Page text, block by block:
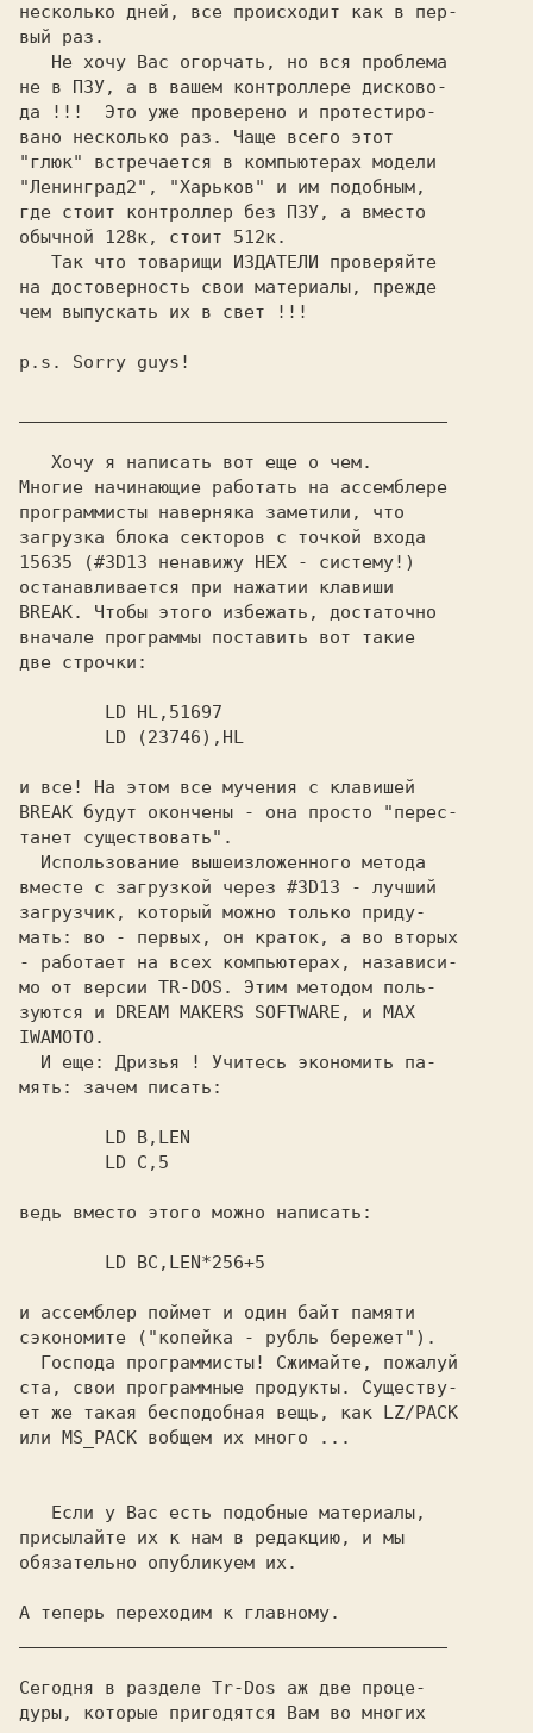
несколько дней, все происходит как в пер-
вый раз.
   Не хочу Вас огорчать, но
вся проблема
не в ПЗУ,
а в вашем контроллере дисково-
да !!!  Это уже проверено и протестиро-
вано несколько раз. Чаще всего этот
"Ленинград2", "Харьков"
и им подобным,
где стоит контроллер без ПЗУ, а вместо
обычной 128к, стоит 512к.
   Так что товарищи
ИЗДАТЕЛИ проверяйте
на достоверность свои материалы, прежде
чем выпускать их в свет !!!
p.s. Sorry guys!
Многие начинающие работать на ассемблере
программисты наверняка заметили, что
загрузка блока секторов с точкой входа
15635 (#3D13 ненавижу HEX - систему!)
BREAK.
Чтобы этого избежать, достаточно
вначале программы поставить вот такие
две строчки:
        LD (23746),HL
и все! На этом все мучения с клавишей
BREAK будут окончены - она просто
"перес-
танет существовать".
вместе с загрузкой через #3D13 - лучший
загрузчик,
который можно только приду-
мать: во - первых, он краток, а во вторых
- работает на всех компьютерах, назависи-
мо от версии TR-DOS. Этим методом поль-
зуются и DREAM MAKERS SOFTWARE, и MAX
IWAMOTO.
мять: зачем писать:
      LD B,LEN
        LD C,5
ведь вместо этого можно написать:
      LD BC,LEN*256+5
и ассемблер поймет и один байт памяти
сэкономите
("копейка - рубль бережет").
ста, свои программные продукты. Существу-
ет же такая бесподобная вещь, как LZ/PACK
или MS_PACK вобщем их много ...
Если у Вас есть подобные материалы,
присылайте их к нам в редакцию, и мы
обязательно опубликуем их.
Сегодня в разделе Tr-Dos аж две проце-
дуры, которые пригодятся Вам во многих